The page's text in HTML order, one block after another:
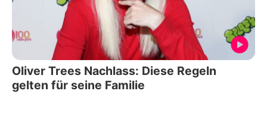
Oliver Trees Nachlass: Diese Regeln
gelten für seine Familie